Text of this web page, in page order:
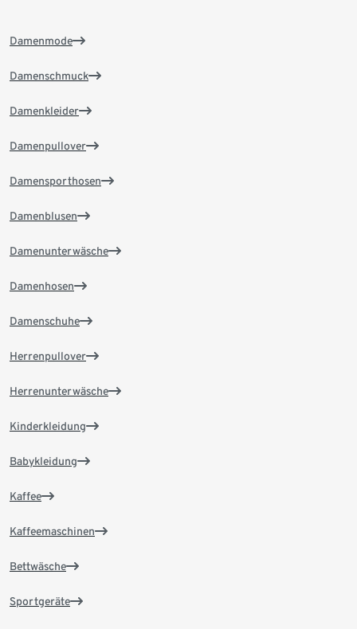
Damenmode
Damenschmuck
Damenkleider
Damenpullover
Damensporthosen
Damenblusen
Damenunterwäsche
Damenhosen
Damenschuhe
Herrenpullover
Herrenunterwäsche
Kinderkleidung
Babykleidung
Kaffee
Kaffeemaschinen
Bettwäsche
Sportgeräte